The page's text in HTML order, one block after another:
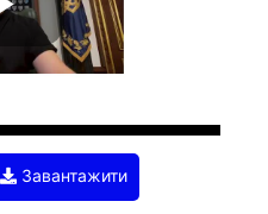
l
Завантажити